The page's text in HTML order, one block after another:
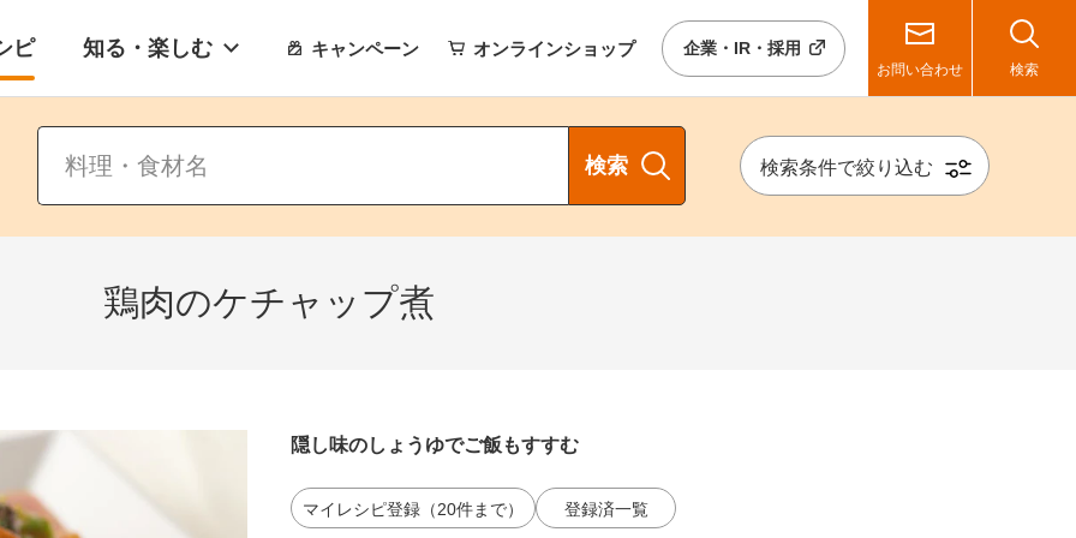
ピ 知る・楽しむ キャンペーン オンラインショップ 企業・IR・採用
お問い合わせ 検索
検索 検索条件で絞り込む
鶏肉のケチャップ煮
隠し味のしょうゆでご飯もすすむ
マイレシピ登録（20件まで） 登録済一覧